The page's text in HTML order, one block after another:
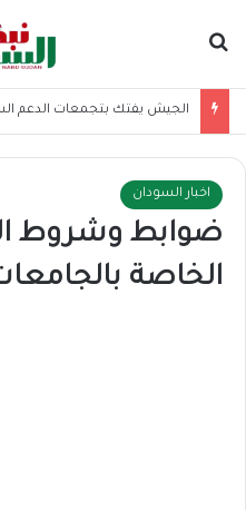
الجيش يفتك بتجمعات الدعم
اخبار السودان
ضوابط وشروط
الخاصة